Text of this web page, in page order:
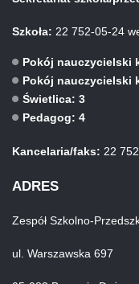
Szkoła: 22 752-05-24
Pokój nauczycielski
Pokój nauczycielski
Świetlica: 3
Pedagog: 4
Kancelaria/faks: 22
ADRES
Zespół Szkolno-
ul. Warszawska 697